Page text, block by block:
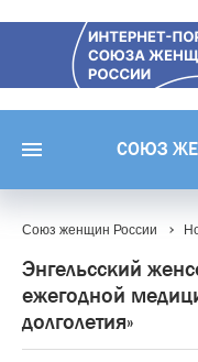
СОЮЗ
Союз женщин России
Энгельсский
ежегодной
долголетия»